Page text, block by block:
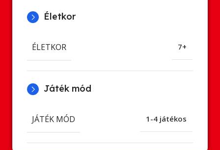
Életkor
ÉLETKOR 7+
Játék mód
JÁTÉK MÓD 1-4 játékos